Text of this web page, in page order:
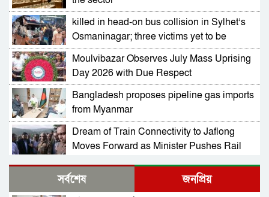
killed in head-on bus collision in Sylhet’s
Osmaninagar; three victims yet to be
identified
Moulvibazar Observes July Mass Uprising
Day 2026 with Due Respect
Bangladesh proposes pipeline gas imports
from Myanmar
Dream of Train Connectivity to Jaflong
Moves Forward as Minister Pushes Rail
Mystery Deaths Spark Concern in Lakhai;
Alcohol-Based Liquid Consumption
সর্বশেষ জনপ্রিয়